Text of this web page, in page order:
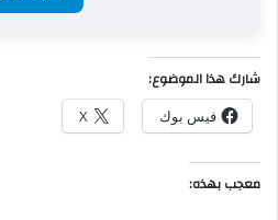
شارك هذا الموضوع:
فيس بوك X
معجب بهذه: